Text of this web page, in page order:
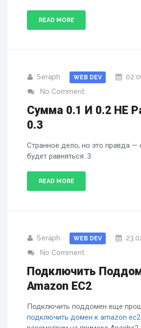
READ MORE
Seraph WEB DEV
No Comment
Сумма 0.1 И 0.2 НЕ
0.3
Странное дело, но это правда —
будет равняться .3.
READ MORE
Seraph WEB DEV
No Comment
Подключить
Amazon EC2
Подключить поддомен еще
подключить домен к amazon ec2